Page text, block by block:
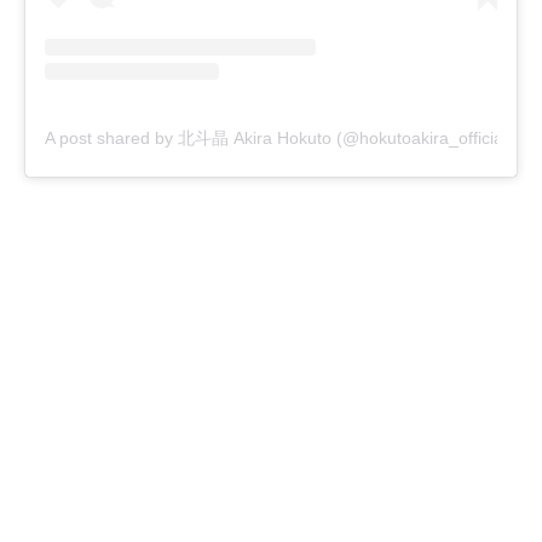
A post shared by 北斗晶 Akira Hokuto (@hokutoakira_official)